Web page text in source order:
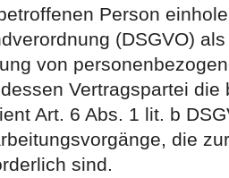
Person
(DSGVO)
von
Vertragspartei die
Art. 6 Abs. 1 lit. b
die
sind.